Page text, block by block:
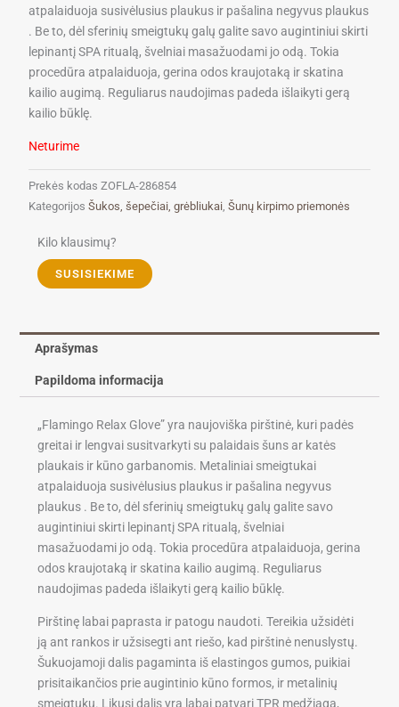
atpalaiduoja susivėlusius plaukus ir pašalina negyvus plaukus
. Be to, dėl sferinių smeigtukų galų galite savo augintiniui skirti
lepinantį SPA ritualą, švelniai masažuodami jo odą. Tokia
procedūra atpalaiduoja, gerina odos kraujotaką ir skatina
kailio augimą. Reguliarus naudojimas padeda išlaikyti gerą
kailio būklę.
Neturime
Prekės kodasZOFLA-286854
Kategorijos Šukos, šepečiai, grėbliukai,Šunų kirpimo priemonės
Kilo klausimų?
SUSISIEKIME
Aprašymas
Papildoma informacija
„Flamingo Relax Glove” yra naujoviška pirštinė, kuri padės
greitai ir lengvai susitvarkyti su palaidais šuns ar katės
plaukais ir kūno garbanomis. Metaliniai smeigtukai
atpalaiduoja susivėlusius plaukus ir pašalina negyvus
plaukus . Be to, dėl sferinių smeigtukų galų galite savo
augintiniui skirti lepinantį SPA ritualą, švelniai
masažuodami jo odą. Tokia procedūra atpalaiduoja, gerina
odos kraujotaką ir skatina kailio augimą. Reguliarus
naudojimas padeda išlaikyti gerą kailio būklę.
Pirštinę labai paprasta ir patogu naudoti. Tereikia užsidėti
ją ant rankos ir užsisegti ant riešo, kad pirštinė nenuslystų.
Šukuojamoji dalis pagaminta iš elastingos gumos, puikiai
prisitaikančios prie augintinio kūno formos, ir metalinių
smeigtukų. Likusi dalis yra labai patvari TPR medžiaga,